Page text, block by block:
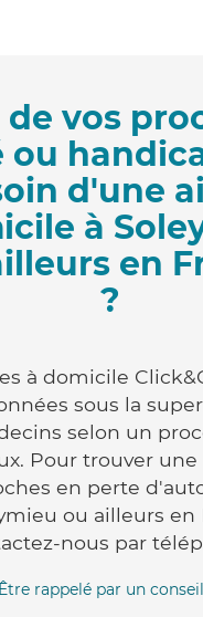
de vos
ou
d'une
à
en
?
à domicile
sous la
selon un
Pour trouver
en perte
ou ailleurs en
nous par
Être rappelé par un